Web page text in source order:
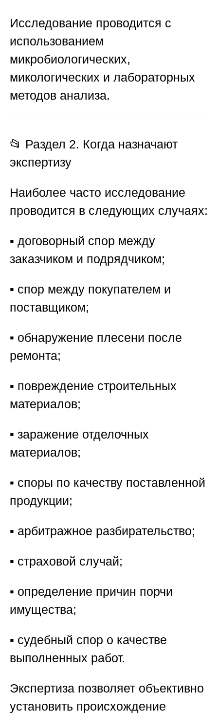
Исследование проводится с
использованием
микробиологических,
микологических и лабораторных
методов анализа.
📂 Раздел 2. Когда назначают
экспертизу
Наиболее часто исследование
проводится в следующих случаях:
▪️ договорный спор между
заказчиком и подрядчиком;
▪️ спор между покупателем и
поставщиком;
▪️ обнаружение плесени после
ремонта;
▪️ повреждение строительных
материалов;
▪️ заражение отделочных
материалов;
▪️ споры по качеству поставленной
продукции;
▪️ арбитражное разбирательство;
▪️ страховой случай;
▪️ определение причин порчи
имущества;
▪️ судебный спор о качестве
выполненных работ.
Экспертиза позволяет объективно
установить происхождение